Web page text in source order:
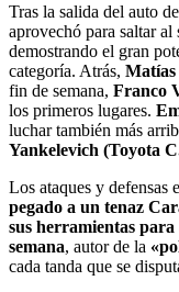
Tras la salida del auto
aprovechó para saltar al
demostrando el gran
categoría. Atrás, Matías
fin de semana, Franco
los primeros lugares.
luchar también más
Yankelevich (Toyota
Los ataques y defensas
pegado a un tenaz
sus herramientas
semana, autor de la
cada tanda que se